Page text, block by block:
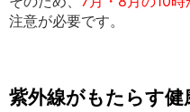
注意が必要です。
紫外線がもたらす健